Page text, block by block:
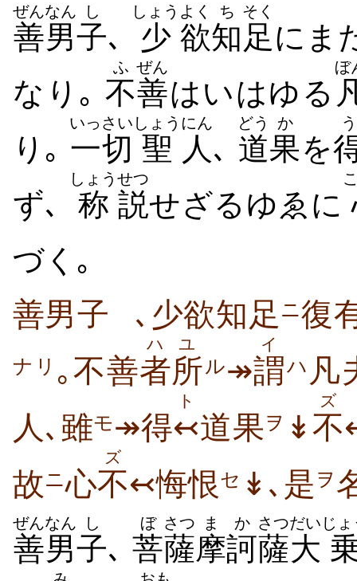
善男
ぜんなん
子
し
､ 少
しょう
欲
よく
知
ち
足
そく
にま
なり｡ 不
ふ
善
ぜん
はいはゆる
ぼ
り｡ 一切
いっさい
聖
しょう
人
にん
､ 道
どう
果
か
を
う
ず､ 称
しょう
説
せつ
せざるゆゑに
づく｡
善男子 ､少欲知足 ニ復
ナリ ｡不善者
ハ
所
ユ
ル↠謂
イ
ハ 凡
人､雖モ↠得↢
ト
道果ヲ ↡不
ズ
故ニ心不
ズ
↢悔恨セ ↡､是 ヲ
善男
ぜんなん
子
し
､ 菩
ぼ
薩
さつ
摩訶
まか
薩
さつ
大
だい じょ